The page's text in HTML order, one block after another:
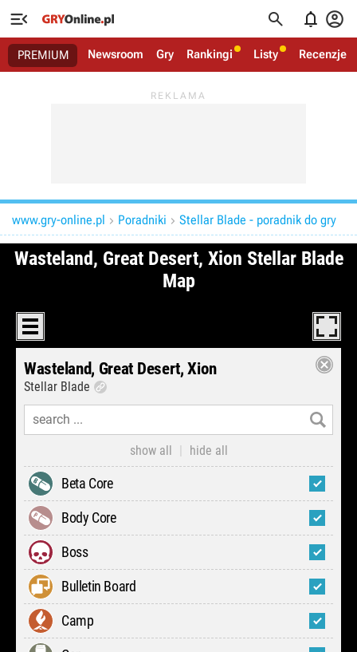
   
PREMIUM Newsroom Gry Rankingi Listy Recenzje
www.gry-online.pl  Poradniki  Stellar Blade - poradnik do gry